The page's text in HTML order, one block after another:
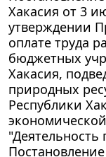
Хакасия от 3
утверждении
оплате труда
бюджетных
Хакасия,
природных
Республики